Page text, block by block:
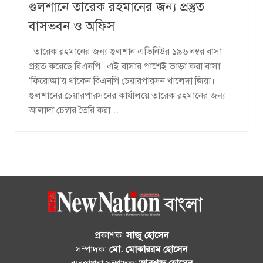
গুলশানে তারেক রহমানের জন্য প্রস্তুত
বাসভবন ও অফিস
তারেক রহমানের জন্য গুলশান এভিনিউর ১৯৬ নম্বর বাসা
প্রস্তুত করেছে বিএনপি। এই বাসার পাশেই ভাড়া করা বাসা
‘ফিরোজা’য় থাকেন বিএনপি চেয়ারপারসন খালেদা জিয়া।
গুলশানের চেয়ারপারসনের কার্যালয়ে তারেক রহমানের জন্য
আলাদা চেম্বার তৈরি করা...
প্রকাশক:সাজু হোসেন
সম্পাদক: মো. মোকাররম হোসেন